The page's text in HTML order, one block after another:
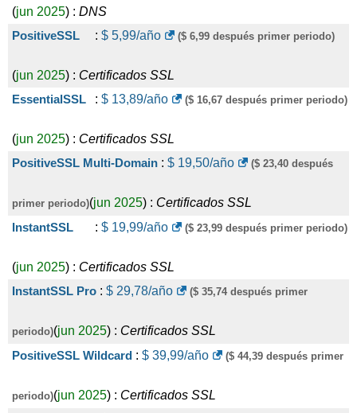
(jun 2025) : DNS
PositiveSSL
: $ 5,99/año ($ 6,99 después primer periodo)
(jun 2025) : Certificados SSL
EssentialSSL
: $ 13,89/año ($ 16,67 después primer periodo)
(jun 2025) : Certificados SSL
PositiveSSL Multi-Domain : $ 19,50/año ($ 23,40 después
primer periodo)(jun 2025) : Certificados SSL
InstantSSL
: $ 19,99/año ($ 23,99 después primer periodo)
(jun 2025) : Certificados SSL
InstantSSL Pro : $ 29,78/año ($ 35,74 después primer
periodo)(jun 2025) : Certificados SSL
PositiveSSL Wildcard : $ 39,99/año ($ 44,39 después primer
periodo)(jun 2025) : Certificados SSL